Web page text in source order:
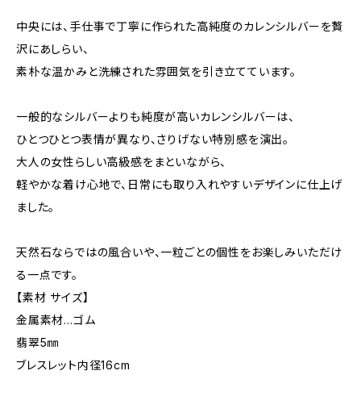
中央には、手仕事で丁寧に作られた高純度のカレンシルバーを贅
沢にあしらい、
素朴な温かみと洗練された雰囲気を引き立てています。
一般的なシルバーよりも純度が高いカレンシルバーは、
ひとつひとつ表情が異なり、さりげない特別感を演出。
大人の女性らしい高級感をまといながら、
軽やかな着け心地で、日常にも取り入れやすいデザインに仕上げ
ました。
天然石ならではの風合いや、一粒ごとの個性をお楽しみいただけ
る一点です。
【素材 サイズ】
金属素材…ゴム
翡翠5㎜
ブレスレット内径16cm